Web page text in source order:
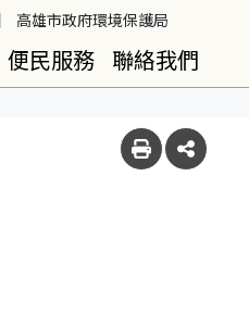
高雄市政府環境保護局
便民服務 聯絡我們